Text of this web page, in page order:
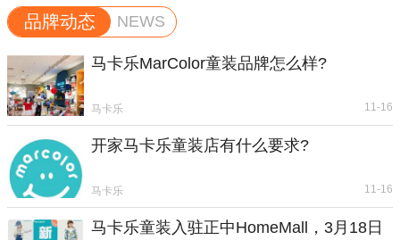
品牌动态 NEWS
马卡乐MarColor童装品牌怎么样?
马卡乐 11-16
开家马卡乐童装店有什么要求?
马卡乐 11-16
马卡乐童装入驻正中HomeMall，3月18日